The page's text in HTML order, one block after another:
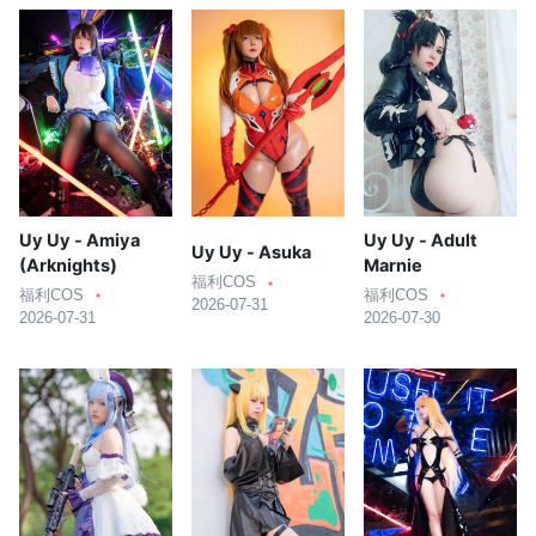
Uy Uy - Amiya
(Arknights)
福利COS
2026-07-31
Uy Uy - Asuka
福利COS
2026-07-31
Uy Uy - Adult
Marnie
福利COS
2026-07-30